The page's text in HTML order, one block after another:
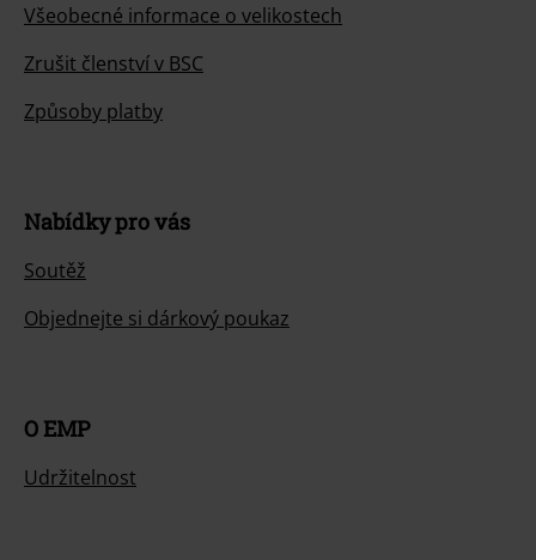
Všeobecné informace o velikostech
Zrušit členství v BSC
Způsoby platby
Nabídky pro vás
Soutěž
Objednejte si dárkový poukaz
O EMP
Udržitelnost